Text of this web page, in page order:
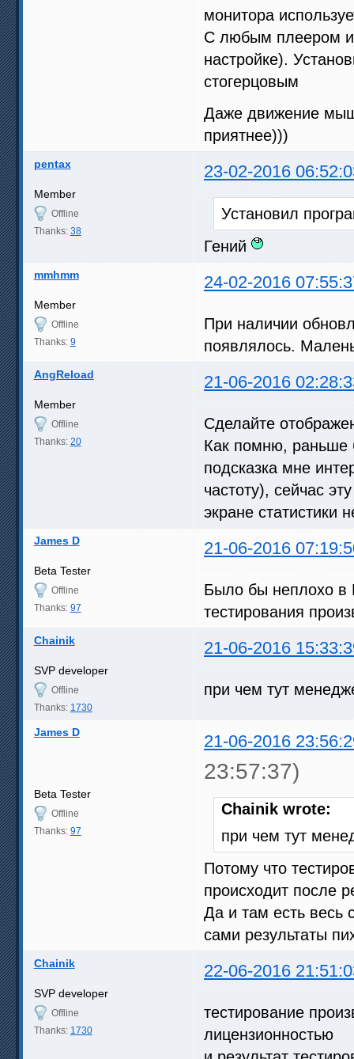
монитора
С любым плеером и
настройке).
стогерцовым
Даже движение
приятнее)))
pentax 23-02-2016
Member
Offline
Thanks: 38
Установил
Гений
mmhmm 24-02-2016
Member
Offline
Thanks: 9
При наличии
появлялось.
AngReload 21-06-2016
Member
Offline
Thanks: 20
Сделайте
Как помню, раньше
подсказка мне
частоту), сейчас
экране статистики
James D 21-06-2016
Beta Tester
Offline
Thanks: 97
Было бы неплохо в
тестирования
Chainik 21-06-2016
SVP developer
Offline
Thanks: 1730
при чем тут
James D 21-06-2016
23:57:37)
Beta Tester
Offline
Thanks: 97
Chainik wrote:
при чем тут
Потому что
происходит после
Да и там есть весь
сами результаты
Chainik 22-06-2016
SVP developer
Offline
Thanks: 1730
тестирование
лицензионностью